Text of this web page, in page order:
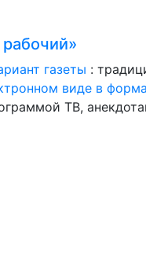
газеты :
виде в
ТВ,